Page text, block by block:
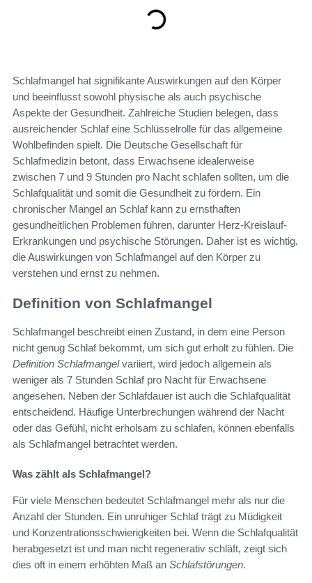
Schlafmangel hat signifikante Auswirkungen auf den Körper
und beeinflusst sowohl physische als auch psychische
Aspekte der Gesundheit. Zahlreiche Studien belegen, dass
ausreichender Schlaf eine Schlüsselrolle für das allgemeine
Wohlbefinden spielt. Die Deutsche Gesellschaft für
Schlafmedizin betont, dass Erwachsene idealerweise
zwischen 7 und 9 Stunden pro Nacht schlafen sollten, um die
Schlafqualität und somit die Gesundheit zu fördern. Ein
chronischer Mangel an Schlaf kann zu ernsthaften
gesundheitlichen Problemen führen, darunter Herz-Kreislauf-
Erkrankungen und psychische Störungen. Daher ist es wichtig,
die Auswirkungen von Schlafmangel auf den Körper zu
verstehen und ernst zu nehmen.
Definition von Schlafmangel
Schlafmangel beschreibt einen Zustand, in dem eine Person
nicht genug Schlaf bekommt, um sich gut erholt zu fühlen. Die
Definition Schlafmangelvariiert, wird jedoch allgemein als
weniger als 7 Stunden Schlaf pro Nacht für Erwachsene
angesehen. Neben der Schlafdauer ist auch die Schlafqualität
entscheidend. Häufige Unterbrechungen während der Nacht
oder das Gefühl, nicht erholsam zu schlafen, können ebenfalls
als Schlafmangel betrachtet werden.
Was zählt als Schlafmangel?
Für viele Menschen bedeutet Schlafmangel mehr als nur die
Anzahl der Stunden. Ein unruhiger Schlaf trägt zu Müdigkeit
und Konzentrationsschwierigkeiten bei. Wenn die Schlafqualität
herabgesetzt ist und man nicht regenerativ schläft, zeigt sich
dies oft in einem erhöhten Maß an Schlafstörungen.